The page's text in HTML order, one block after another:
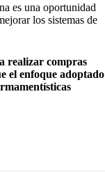
es una oportunidad
los sistemas de
realizar compras
el enfoque adoptado